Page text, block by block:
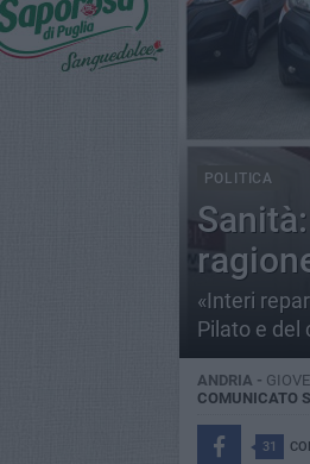
POLITICA
«Interi
Pilato e del
ANDRIA -
COMUNICATO
31